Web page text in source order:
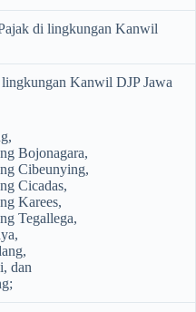
di lingkungan Kanwil
Kanwil DJP Jawa
Bojonagara,
Cibeunying,
Cicadas,
Karees,
Tegallega,
dan